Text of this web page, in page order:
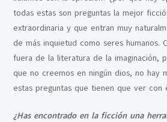
todas estas son preguntas la mejor
extraordinaria y que entran muy
de más inquietud como seres humanos.
fuera de la literatura de la imaginación,
que no creemos en ningún dios, no hay
estas preguntas que tienen que ver con
¿Has encontrado en la ficción una